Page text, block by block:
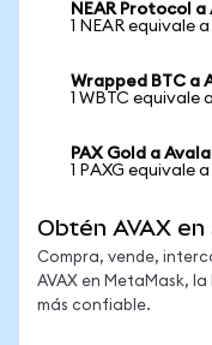
NEAR Protocol
1 NEAR equivale
Wrapped BTC a
1 WBTC equivale
PAX Gold a
1 PAXG equivale
Obtén AVAX
Compra, vende,
AVAX en MetaMask,
más confiable.